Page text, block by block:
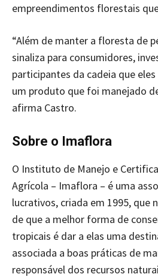
empreendimentos florestais
“Além de manter a floresta de
sinaliza para consumidores,
participantes da cadeia que
um produto que foi manejado
afirma Castro.
Sobre o Imaflora
O Instituto de Manejo e
Agrícola – Imaflora – é uma
lucrativos, criada em 1995, que
de que a melhor forma de
tropicais é dar a elas uma
associada a boas práticas de
responsável dos recursos